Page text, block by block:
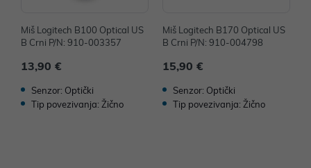
Miš Logitech B100 Optical US
B Crni P/N: 910-003357
13,90 €
Senzor: Optički
Tip povezivanja: Žično
Miš Logitech B170 Optical US
B Crni P/N: 910-004798
15,90 €
Senzor: Optički
Tip povezivanja: Žično